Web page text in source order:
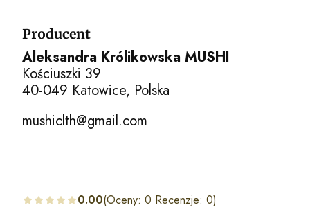
Producent
Aleksandra Królikowska MUSHI
Kościuszki 39
40-049 Katowice, Polska
mushiclth@gmail.com
0.00(Oceny: 0 Recenzje: 0)